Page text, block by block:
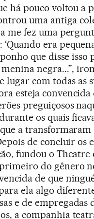
há pouco voltou a
uma antiga
me fez uma
era
que disse isso
negra...”,
lugar com todas as
esteja convencida
preguiçosos
os quais
a transformaram
de concluir os
fundou o Theatre
do gênero
de que
ela algo
e de empregadas
a companhia